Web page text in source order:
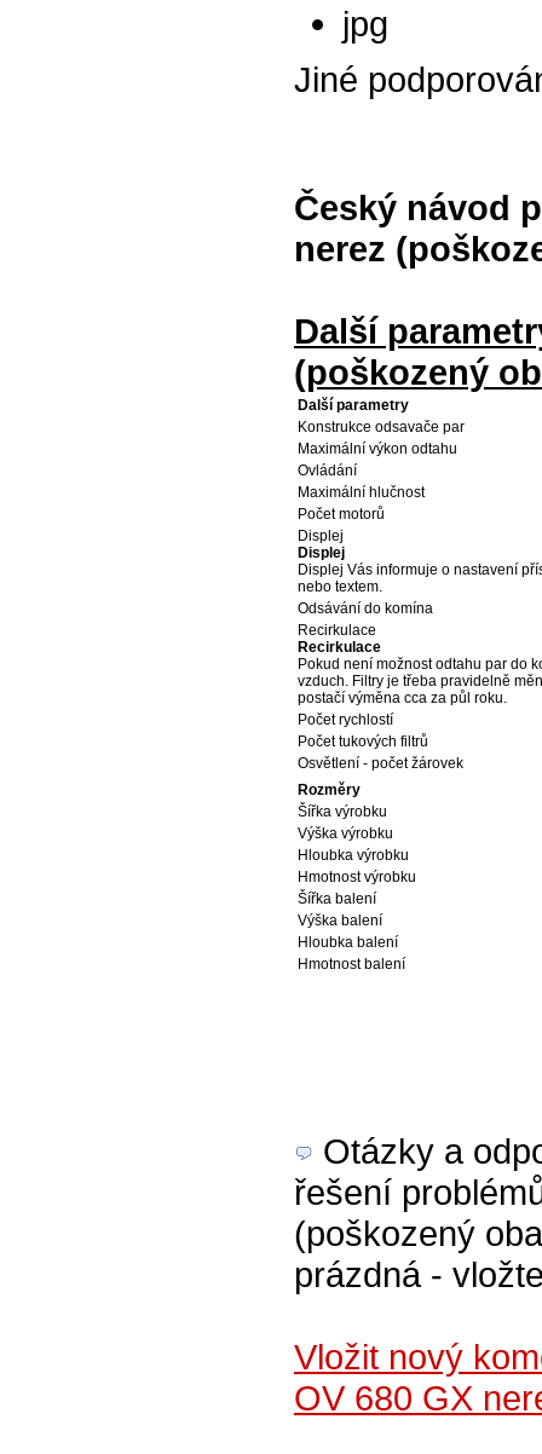
jpg
Jiné
Český návod
nerez
Další
(poškozený
Další parametry
Konstrukce odsavače par
Maximální výkon odtahu
Ovládání
Maximální hlučnost
Počet motorů
Displej
Displej
Displej Vás informuje o nastavení
nebo textem.
Odsávání do komína
Recirkulace
Recirkulace
Pokud není možnost odtahu par do
vzduch. Filtry je třeba pravidelně
postačí výměna cca za půl roku.
Počet rychlostí
Počet tukových filtrů
Osvětlení - počet žárovek
Rozměry
Šířka výrobku
Výška výrobku
Hloubka výrobku
Hmotnost výrobku
Šířka balení
Výška balení
Hloubka balení
Hmotnost balení
Otázky a
řešení
(poškozený
prázdná -
Vložit nový
OV 680 GX